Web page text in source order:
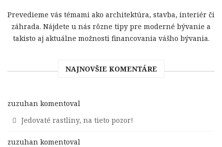
Prevedieme vás témami ako architektúra, stavba, interiér či
záhrada. Nájdete u nás rôzne tipy pre moderné bývanie a
takisto aj aktuálne možnosti financovania vášho bývania.
NAJNOVŠIE KOMENTÁRE
zuzuhan komentoval
Jedovaté rastliny, na tieto pozor!
zuzuhan komentoval